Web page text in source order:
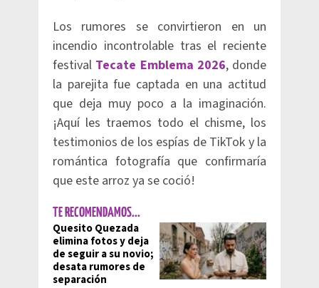
Los rumores se convirtieron en un
incendio incontrolable tras el reciente
festival Tecate Emblema 2026, donde
la parejita fue captada en una actitud
que deja muy poco a la imaginación.
¡Aquí les traemos todo el chisme, los
testimonios de los espías de TikTok y la
romántica fotografía que confirmaría
que este arroz ya se coció!
TE RECOMENDAMOS...
Quesito Quezada
elimina fotos y deja
de seguir a su novio;
desata rumores de
separación